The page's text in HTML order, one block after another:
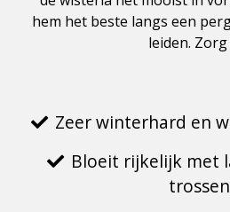
hem het beste langs een
leiden.
Zeer winterhard en
Bloeit rijkelijk met
trossen